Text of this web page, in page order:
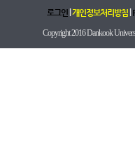
로그인|개인정보처리방침|
Copyright 2016 Dankook